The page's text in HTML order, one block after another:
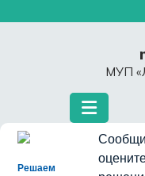
МУП
Решаем